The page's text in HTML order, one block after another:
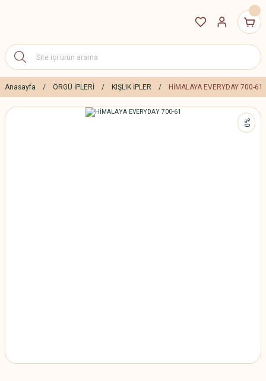
Anasayfa ÖRGÜ İPLERİ KIŞLIK İPLER HİMALAYA EVERYDAY 700-61
%0